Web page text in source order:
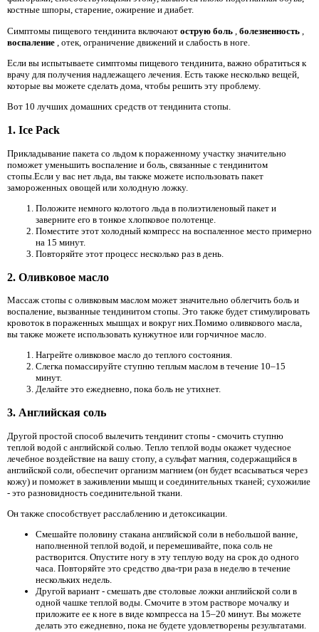
костные шпоры, старение, ожирение и диабет.
Симптомы пищевого тендинита включают острую боль болезненность
воспаление , отек, ограничение движений и слабость в ноге.
Если вы испытываете симптомы пищевого тендинита, важно обратиться к
врачу для получения надлежащего лечения. Есть также несколько вещей,
которые вы можете сделать дома, чтобы решить эту проблему.
Вот 10 лучших домашних средств от тендинита стопы.
1. Ice Pack
Прикладывание пакета со льдом к пораженному участку значительно
поможет уменьшить воспаление и боль, связанные с тендинитом
стопы.Если у вас нет льда, вы также можете использовать пакет
замороженных овощей или холодную ложку.
Положите немного колотого льда в полиэтиленовый пакет и
заверните его в тонкое хлопковое полотенце.
Поместите этот холодный компресс на воспаленное место примерно
на 15 минут.
Повторяйте этот процесс несколько раз в день.
2. Оливковое масло
Массаж стопы с оливковым маслом может значительно облегчить боль и
воспаление, вызванные тендинитом стопы. Это также будет стимулировать
кровоток в пораженных мышцах и вокруг них.Помимо оливкового масла,
вы также можете использовать кунжутное или горчичное масло.
Нагрейте оливковое масло до теплого состояния.
Слегка помассируйте ступню теплым маслом в течение 10–15
минут.
Делайте это ежедневно, пока боль не утихнет.
3. Английская соль
Другой простой способ вылечить тендинит стопы - смочить ступню
теплой водой с английской солью. Тепло теплой воды окажет чудесное
лечебное воздействие на вашу стопу, а сульфат магния, содержащийся в
английской соли, обеспечит организм магнием (он будет всасываться через
кожу) и поможет в заживлении мышц и соединительных тканей; сухожилие
- это разновидность соединительной ткани.
Он также способствует расслаблению и детоксикации.
Смешайте половину стакана английской соли в небольшой ванне,
наполненной теплой водой, и перемешивайте, пока соль не
растворится. Опустите ногу в эту теплую воду на срок до одного
часа. Повторяйте это средство два-три раза в неделю в течение
нескольких недель.
Другой вариант - смешать две столовые ложки английской соли в
одной чашке теплой воды. Смочите в этом растворе мочалку и
приложите ее к ноге в виде компресса на 15–20 минут. Вы можете
делать это ежедневно, пока не будете удовлетворены результатами.